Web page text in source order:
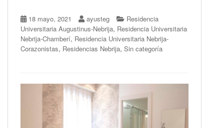
18 mayo, 2021 ayusteg
Residencia
Universitaria Augustinus-Nebrija, Residencia Universitaria
Nebrija-Chamberí, Residencia Universitaria Nebrija-
Corazonistas, Residencias Nebrija, Sin categoría